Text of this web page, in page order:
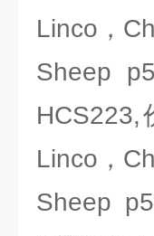
Linco，
Sheep
Linco，
Sheep